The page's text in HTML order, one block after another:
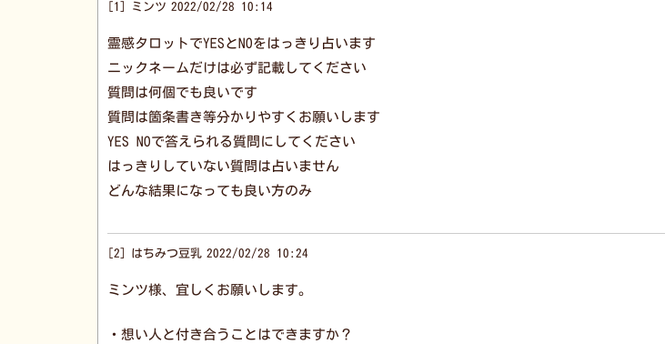
1 ミンツ 2022/02/28 10:14
霊感タロットでYESとNOをはっきり占います
ニックネームだけは必ず記載してください
質問は何個でも良いです
質問は箇条書き等分かりやすくお願いします
YES NOで答えられる質問にしてください
はっきりしていない質問は占いません
どんな結果になっても良い方のみ
2 はちみつ豆乳 2022/02/28 10:24
ミンツ様、宜しくお願いします。
・想い人と付き合うことはできますか？